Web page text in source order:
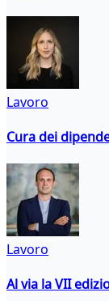
Lavoro
Cura dei
Lavoro
Al via la VII